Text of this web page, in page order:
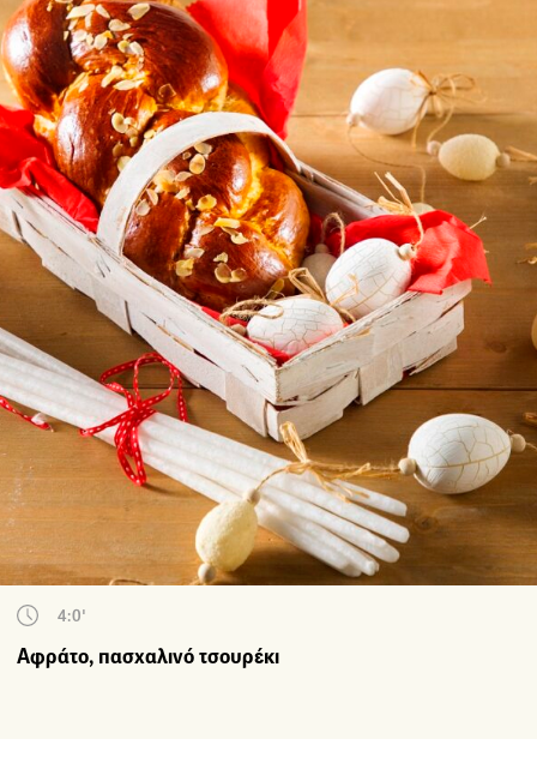
4:0'
Αφράτο, πασχαλινό τσουρέκι